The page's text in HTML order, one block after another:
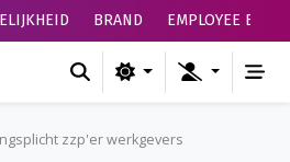
BRAND EMPLOYEE
zzp'er werkgevers